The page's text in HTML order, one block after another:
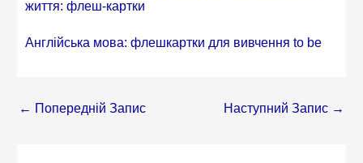
життя: флеш-картки
Англійська мова: флешкартки для вивчення to be
← Попередній Запис Наступний Запис →